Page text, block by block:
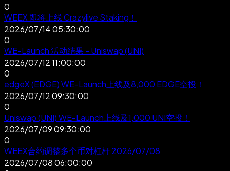
0
WEEX 即将上线 Crazylive Staking！
2026/07/14 05:30:00
0
WE-Launch 活动结果 - Uniswap (UNI)
2026/07/12 11:00:00
0
edgeX (EDGE) WE-Launch上线及8,000 EDGE空投！
2026/07/12 09:30:00
0
Uniswap (UNI) WE-Launch上线及1,000 UNI空投！
2026/07/09 09:30:00
0
WEEX合约调整多个币对杠杆 2026/07/08
2026/07/08 06:00:00